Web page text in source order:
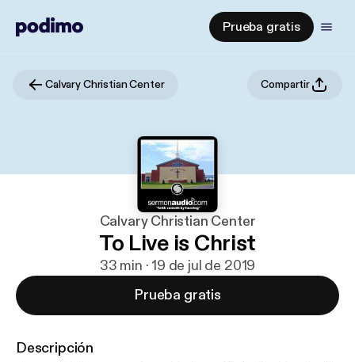
Prueba gratis
Calvary Christian Center Compartir
Calvary Christian Center
To Live is Christ
33 min · 19 de jul de 2019
Prueba gratis
Descripción